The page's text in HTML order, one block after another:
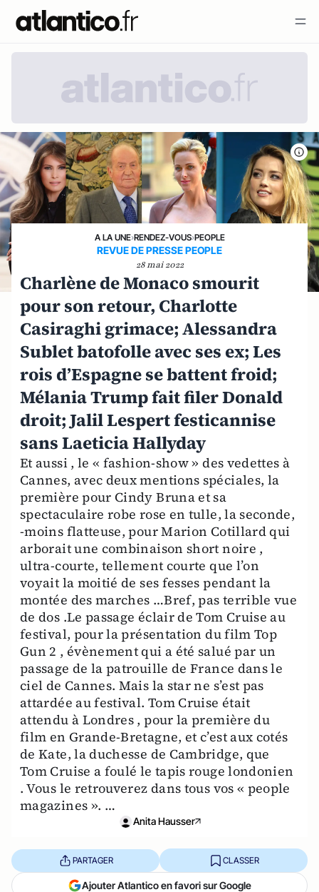
A LA UNE›RENDEZ-VOUS›PEOPLE
REVUE DE PRESSE PEOPLE
28 mai 2022
Charlène de Monaco smourit
pour son retour, Charlotte
Casiraghi grimace; Alessandra
Sublet batofolle avec ses ex; Les
rois d’Espagne se battent froid;
Mélania Trump fait filer Donald
droit; Jalil Lespert festicannise
sans Laeticia Hallyday
Et aussi , le « fashion-show » des vedettes à
Cannes, avec deux mentions spéciales, la
première pour Cindy Bruna et sa
spectaculaire robe rose en tulle, la seconde,
-moins flatteuse, pour Marion Cotillard qui
arborait une combinaison short noire ,
ultra-courte, tellement courte que l’on
voyait la moitié de ses fesses pendant la
montée des marches …Bref, pas terrible vue
de dos .Le passage éclair de Tom Cruise au
festival, pour la présentation du film Top
Gun 2 , évènement qui a été salué par un
passage de la patrouille de France dans le
ciel de Cannes. Mais la star ne s’est pas
attardée au festival. Tom Cruise était
attendu à Londres , pour la première du
film en Grande-Bretagne, et c’est aux cotés
de Kate, la duchesse de Cambridge, que
Tom Cruise a foulé le tapis rouge londonien
. Vous le retrouverez dans tous vos « people
magazines ». …
Anita Hausser
PARTAGER CLASSER
Ajouter Atlantico en favori sur Google